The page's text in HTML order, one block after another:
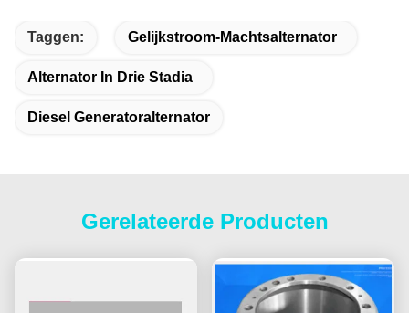
Taggen: Gelijkstroom-Machtsalternator
Alternator In Drie Stadia
Diesel Generatoralternator
Gerelateerde Producten